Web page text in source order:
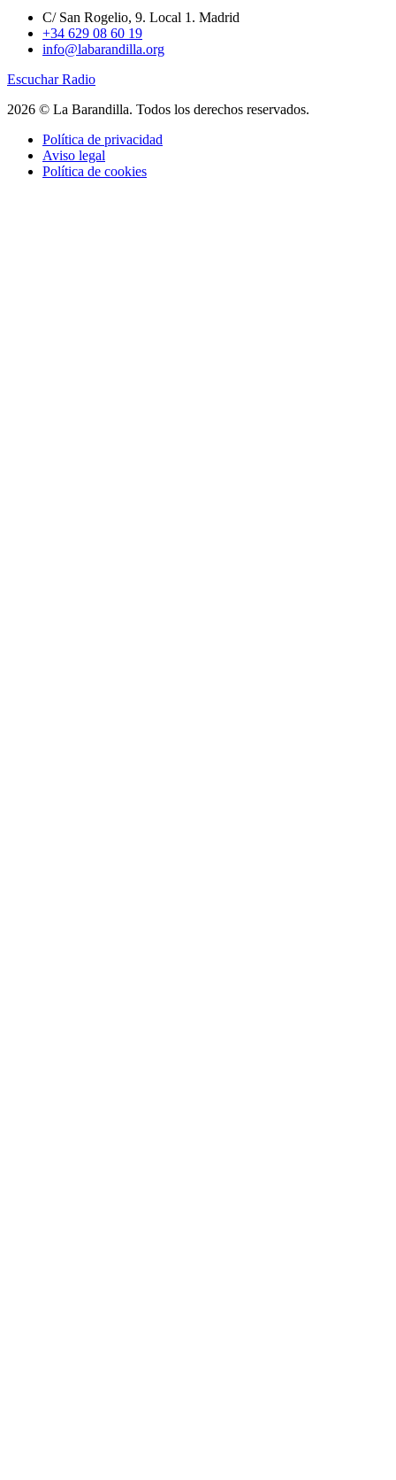
C/ San Rogelio, 9. Local 1. Madrid
+34 629 08 60 19
info@labarandilla.org
Escuchar Radio
2026 © La Barandilla. Todos los derechos reservados.
Política de privacidad
Aviso legal
Política de cookies